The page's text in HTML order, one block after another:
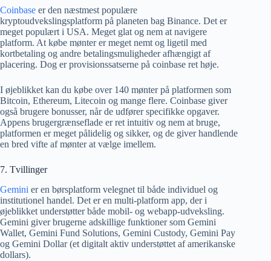
Coinbase er den næstmest populære
kryptoudvekslingsplatform på planeten bag Binance. Det er
meget populært i USA. Meget glat og nem at navigere
platform. At købe mønter er meget nemt og ligetil med
kortbetaling og andre betalingsmuligheder afhængigt af
placering. Dog er provisionssatserne på coinbase ret høje.
I øjeblikket kan du købe over 140 mønter på platformen som
Bitcoin, Ethereum, Litecoin og mange flere. Coinbase giver
også brugere bonusser, når de udfører specifikke opgaver.
Appens brugergrænseflade er ret intuitiv og nem at bruge,
platformen er meget pålidelig og sikker, og de giver handlende
en bred vifte af mønter at vælge imellem.
7. Tvillinger
Gemini er en børsplatform velegnet til både individuel og
institutionel handel. Det er en multi-platform app, der i
øjeblikket understøtter både mobil- og webapp-udveksling.
Gemini giver brugerne adskillige funktioner som Gemini
Wallet, Gemini Fund Solutions, Gemini Custody, Gemini Pay
og Gemini Dollar (et digitalt aktiv understøttet af amerikanske
dollars).